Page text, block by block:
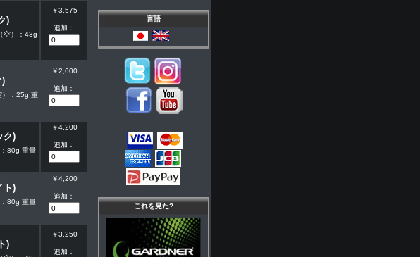
)
空）：43g
￥3,575
追加：
)
）：25g 重
￥2,600
追加：
ク)
80g 重量
￥4,200
追加：
ト)
80g 重量
￥4,200
追加：
)
￥3,250
追加：
言語
これを見た?